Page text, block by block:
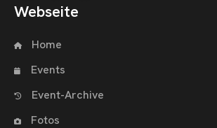
Webseite
Home
Events
Event-Archive
Fotos